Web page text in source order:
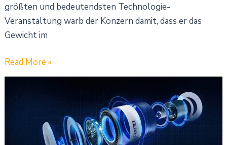
größten und bedeutendsten Technologie-
Veranstaltung warb der Konzern damit, dass er das
Gewicht im
Read More »